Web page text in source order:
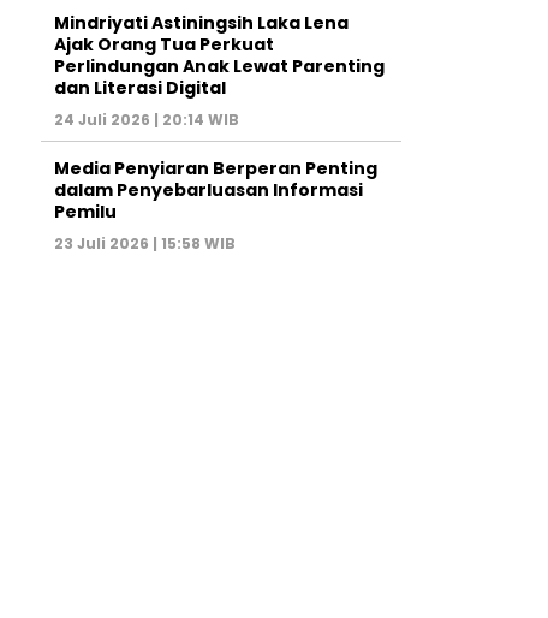
Mindriyati Astiningsih Laka Lena
Ajak Orang Tua Perkuat
Perlindungan Anak Lewat Parenting
dan Literasi Digital
24 Juli 2026 | 20:14 WIB
Media Penyiaran Berperan Penting
dalam Penyebarluasan Informasi
Pemilu
23 Juli 2026 | 15:58 WIB